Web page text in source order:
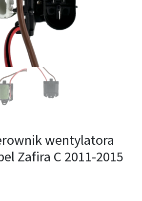
wentylatora
Zafira C 2011-2015